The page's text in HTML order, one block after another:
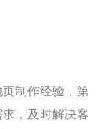
制作经验，第
，及时解决客